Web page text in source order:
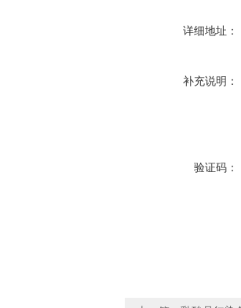
详细地址：
补充说明：
验证码：